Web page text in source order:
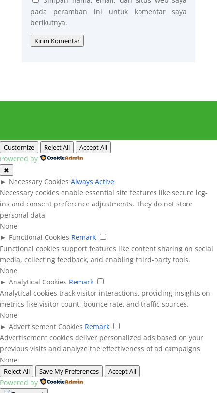
pada peramban ini untuk komentar saya
berikutnya.
Kirim Komentar
Customize Reject All Accept All
Powered by
✖
► Necessary Cookies Always Active
Necessary cookies enable essential site features like secure log-
ins and consent preference adjustments. They do not store
personal data.
None
► Functional Cookies Remark
Functional cookies support features like content sharing on social
media, collecting feedback, and enabling third-party tools.
None
► Analytical Cookies Remark
Analytical cookies track visitor interactions, providing insights on
metrics like visitor count, bounce rate, and traffic sources.
None
► Advertisement Cookies Remark
Advertisement cookies deliver personalized ads based on your
previous visits and analyze the effectiveness of ad campaigns.
None
Reject All Save My Preferences Accept All
Powered by